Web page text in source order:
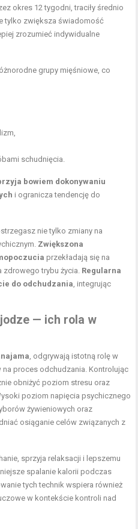
okres 12 tygodni, traciły średnio
tylko zwiększa świadomość
zrozumieć indywidualne
grupy mięśniowe, co
schudnięcia.
bowiem dokonywaniu
i ogranicza tendencję do
nie tylko zmiany na
Zwiększona
przekładają się na
zdrowego trybu życia. Regularna
do odchudzania, integrując
— ich rola w
, odgrywają istotną rolę w
na proces odchudzania. Kontrolując
obniżyć poziom stresu oraz
poziom napięcia psychicznego
żywieniowych oraz
osiąganie celów związanych z
sprzyja relaksacji i lepszemu
spalanie kalorii podczas
tych technik wspiera również
w kontekście kontroli nad